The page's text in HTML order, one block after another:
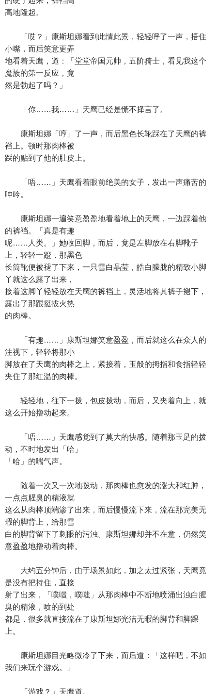
高地隆起。
「哎？」康斯坦娜看到此情此景，轻轻呼了一声，捂住
小嘴，而后笑意更弄
地看着天鹰，道：「堂堂帝国元帅，五阶骑士，看见我这个
魔族的第一反应，竟
然是勃起了吗？」
「你……我……」天鹰已经是慌不择言了。
康斯坦娜「哼」了一声，而后黑色长靴踩在了天鹰的裤
裆上。顿时那肉棒被
踩的贴到了他的肚皮上。
「唔……」天鹰看着眼前绝美的女子，发出一声痛苦的
呻吟。
康斯坦娜一遍笑意盈盈地看着地上的天鹰，一边踩着他
的裤裆。「真是有趣
呢……人类。」她收回脚，而后，竟是左脚放在右脚靴子
上，轻轻一蹬，那黑色
长筒靴便被褪了下来，一只雪白晶莹，皓白朦胧的精致小脚
丫就这么露了出来，
接着这脚丫轻轻放在天鹰的裤裆上，灵活地将其裤子褪下，
露出了那跟挺拔火热
的肉棒。
「有趣……」康斯坦娜笑意盈盈，而后就这么在众人的
注视下，轻轻将那小
脚放在了天鹰的肉棒之上，紧接着，玉般的拇指和食指轻轻
夹住了那红温的肉棒。
轻轻地，往下一拨，包皮拨动，而后，又夹着向上，就
这么开始撸动起来。
「唔……」天鹰感觉到了莫大的快感。随着那玉足的拨
动，不时地发出「哈」
「哈」的喘气声。
随着一次又一次地拨动，那肉棒也愈发的涨大和红肿，
一点点腥臭的精液就
这么从肉棒顶端渗了出来，而后慢慢流下来，流在那完美无
瑕的脚背上，给那雪
白的脚背留下了刺眼的污浊。康斯坦娜却并不在意，仍然笑
意盈盈地撸动着肉棒。
大约五分钟后，由于场景如此，加之太过紧张，天鹰竟
是没有把持住，直接
射了出来，「噗嗤，噗嗤」从那肉棒中不断地喷涌出浊白腥
臭的精液，喷的到处
都是，很多就直接流在了康斯坦娜光洁无暇的脚背和脚踝
上。
康斯坦娜目光略微冷了下来，而后道：「这样吧，不如
我们来玩个游戏。」
「游戏？」天鹰道。